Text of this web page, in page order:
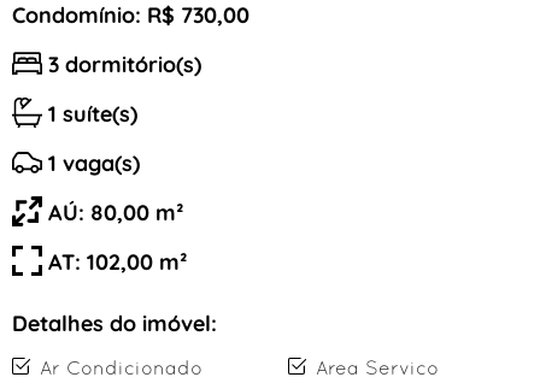
Condomínio: R$ 730,00
3 dormitório(s)
1 suíte(s)
1 vaga(s)
AÚ: 80,00 m²
AT: 102,00 m²
Detalhes do imóvel:
Ar Condicionado Area Servico